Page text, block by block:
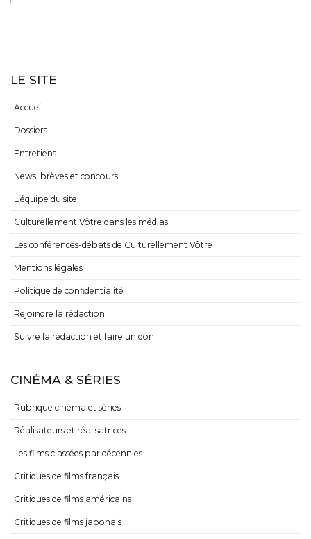
LE SITE
Accueil
Dossiers
Entretiens
News, brèves et concours
L’équipe du site
Culturellement Vôtre dans les médias
Les conférences-débats de Culturellement Vôtre
Mentions légales
Politique de confidentialité
Rejoindre la rédaction
Suivre la rédaction et faire un don
CINÉMA & SÉRIES
Rubrique cinéma et séries
Réalisateurs et réalisatrices
Les films classées par décennies
Critiques de films français
Critiques de films américains
Critiques de films japonais